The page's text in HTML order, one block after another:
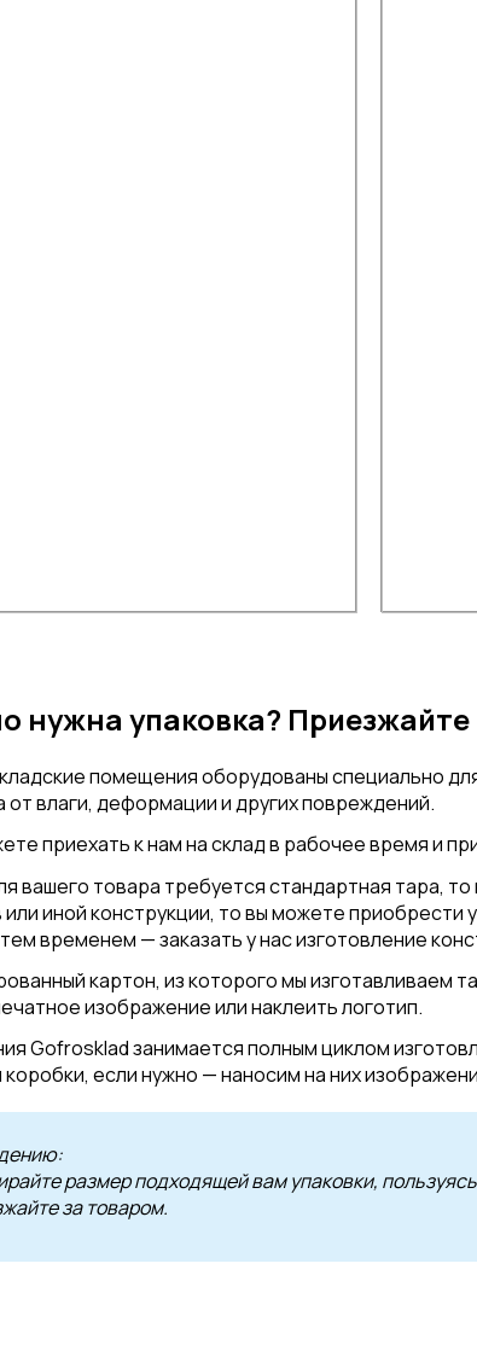
нужна упаковка? Приезжайте
помещения оборудованы специально
влаги, деформации и других повреждений.
приехать к нам на склад в рабочее время и
вашего товара требуется стандартная тара,
иной конструкции, то вы можете приобрести
временем — заказать у нас изготовление
картон, из которого мы изготавливаем
изображение или наклеить логотип.
Gofrosklad занимается полным циклом
если нужно — наносим на них
размер подходящей вам упаковки,
за товаром.